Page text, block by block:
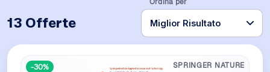
13 Offerte
-30% SPRINGER NATURE